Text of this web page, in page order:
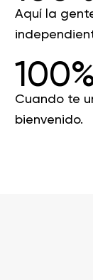
Aquí la
Cuando te
bienvenido.